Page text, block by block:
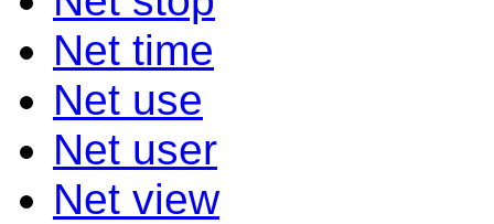
Net time
Net use
Net user
Net view